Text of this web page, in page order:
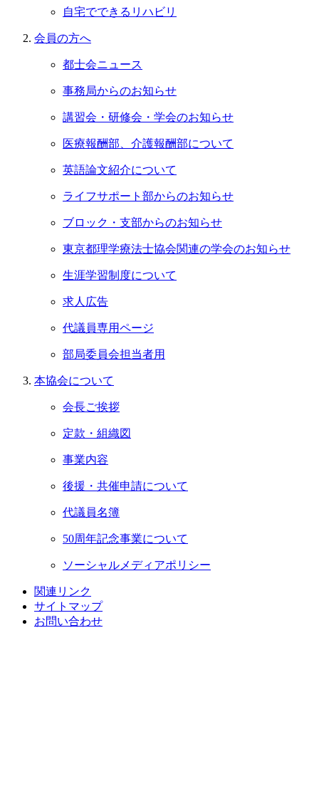
自宅でできるリハビリ
会員の⽅へ
都士会ニュース
事務局からのお知らせ
講習会・研修会・学会のお知らせ
医療報酬部、介護報酬部について
英語論文紹介について
ライフサポート部からのお知らせ
ブロック・支部からのお知らせ
東京都理学療法士協会関連の学会のお知らせ
生涯学習制度について
求人広告
代議員専用ページ
部局委員会担当者用
本協会について
会長ご挨拶
定款・組織図
事業内容
後援・共催申請について
代議員名簿
50周年記念事業について
ソーシャルメディアポリシー
関連リンク
サイトマップ
お問い合わせ